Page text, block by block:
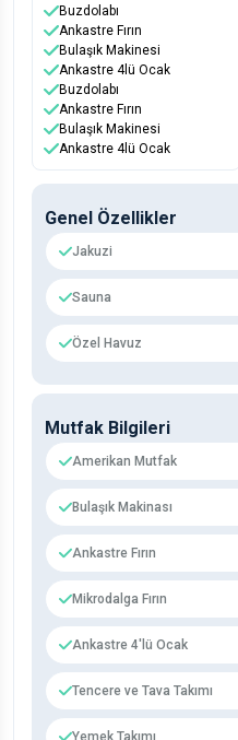
Buzdolabı
Ankastre Fırın
Bulaşık Makinesi
Ankastre 4lü Ocak
Buzdolabı
Ankastre Fırın
Bulaşık Makinesi
Ankastre 4lü Ocak
Genel Özellikler
Jakuzi
Sauna
Özel Havuz
Mutfak Bilgileri
Amerikan Mutfak
Bulaşık Makinası
Ankastre Fırın
Mikrodalga Fırın
Ankastre 4'lü Ocak
Tencere ve Tava Takımı
Yemek Takımı